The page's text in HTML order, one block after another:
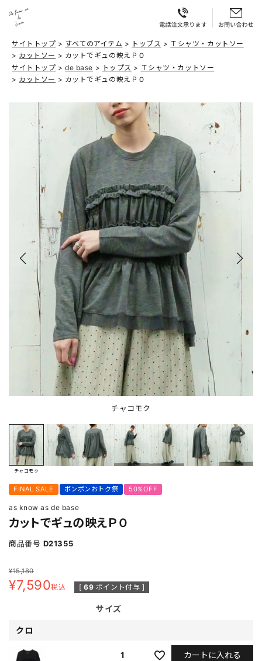
サイトトップ すべてのアイテム トップス
Ｔシャツ・カットソー
カットソー
カットでギュの映えＰＯ
サイトトップ
de base トップス
Ｔシャツ・カットソー
カットソー
カットでギュの映えＰＯ
チャコモク
チャコモク
FINAL SALE ボンボンおトク祭 50%OFF
as know as de base
カットでギュの映えＰＯ
商品番号 D21355
¥15,180
¥7,590税込 [ 69 ポイント付与 ]
サイズ
クロ
1 カートに入れる